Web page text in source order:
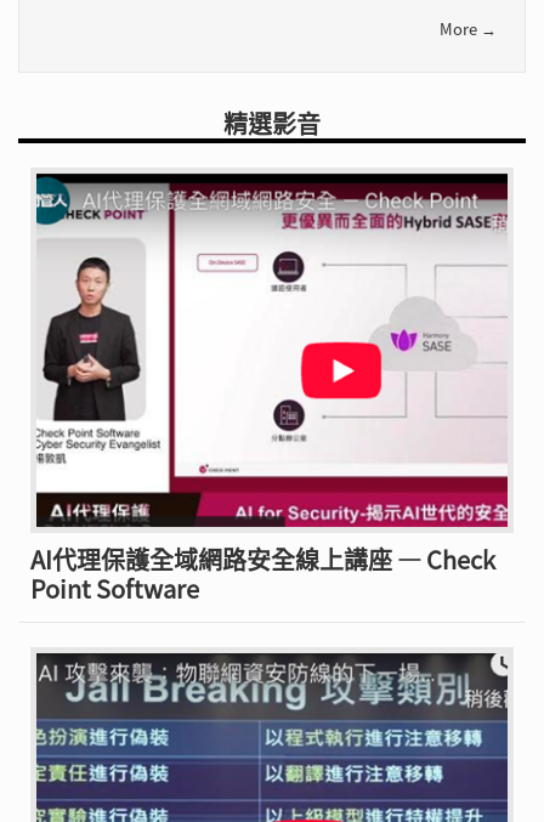
More →
精選影音
AI代理保護全域網路安全線上講座 — Check
Point Software